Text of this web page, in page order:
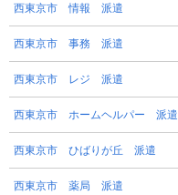
西東京市 情報 派遣
西東京市 事務 派遣
西東京市 レジ 派遣
西東京市 ホームヘルパー 派遣
西東京市 ひばりが丘 派遣
西東京市 薬局 派遣